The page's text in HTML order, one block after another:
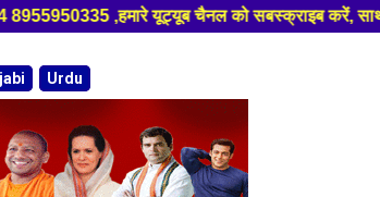
साथ मे हमारे फेसबुक को लाइक जरूर करें ,
Urdu